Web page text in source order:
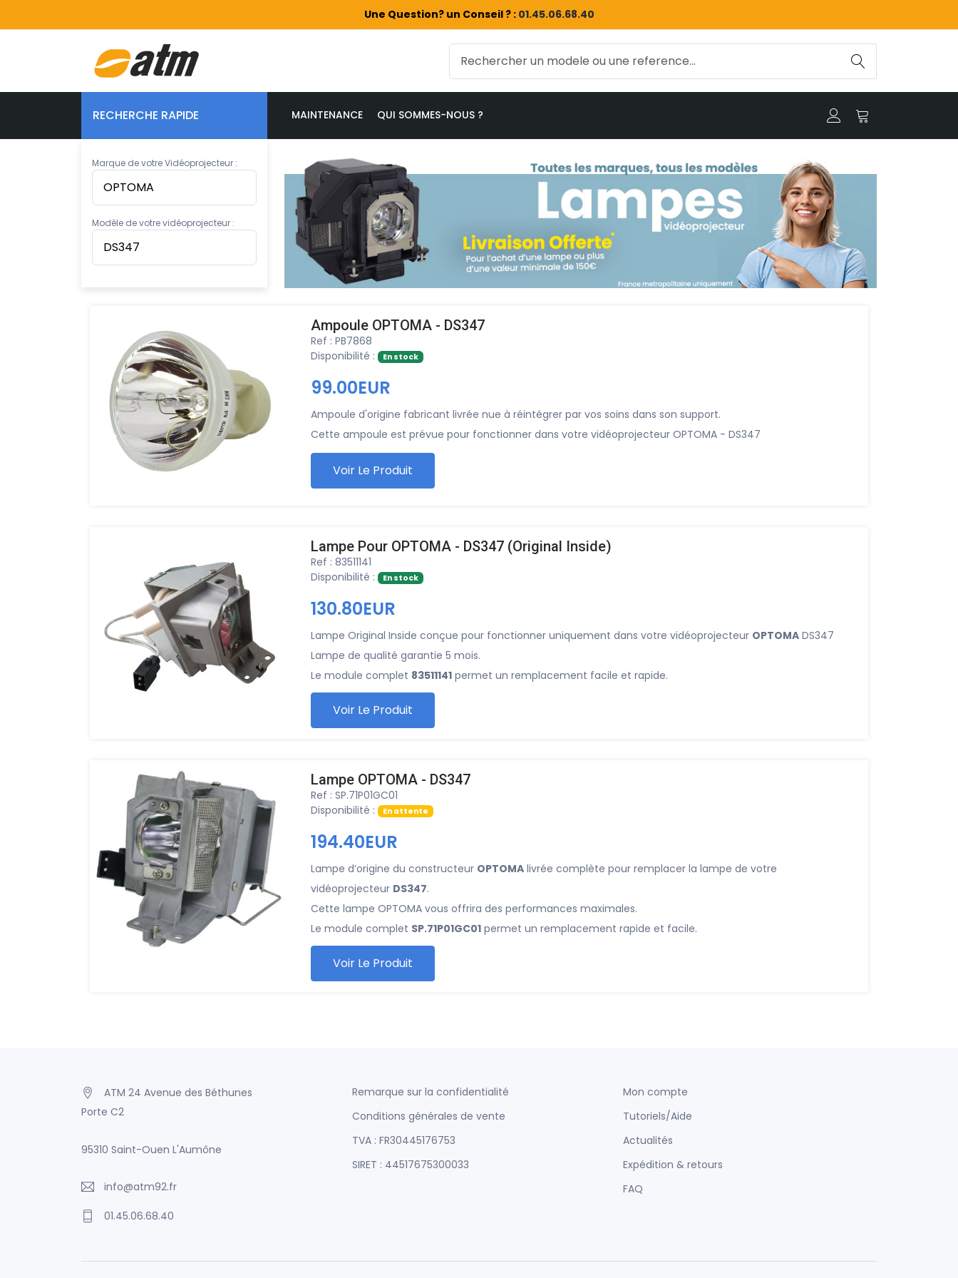
Une Question? un Conseil ? : 01.45.06.68.40
RECHERCHE RAPIDE
Marque de votre Vidéoprojecteur :
Modèle de votre vidéoprojecteur :
MAINTENANCE QUI SOMMES-NOUS ?
Ampoule OPTOMA - DS347
Ref : PB7868
Disponibilité :
En stock
99.00EUR
Ampoule d'origine fabricant livrée nue à réintégrer par vos soins dans son support.
Cette ampoule est prévue pour fonctionner dans votre vidéoprojecteur OPTOMA - DS347
Voir Le Produit
Lampe Pour OPTOMA - DS347 (Original Inside)
Ref : 83511141
Disponibilité :
En stock
130.80EUR
Lampe Original Inside conçue pour fonctionner uniquement dans votre vidéoprojecteur OPTOMA DS347
Lampe de qualité garantie 5 mois.
Le module complet 83511141 permet un remplacement facile et rapide.
Voir Le Produit
Lampe OPTOMA - DS347
Ref : SP.71P01GC01
Disponibilité :
En attente
194.40EUR
Lampe d’origine du constructeur OPTOMA livrée complète pour remplacer la lampe de votre
vidéoprojecteur DS347.
Cette lampe OPTOMA vous offrira des performances maximales.
Le module complet SP.71P01GC01 permet un remplacement rapide et facile.
Voir Le Produit
ATM 24 Avenue des Béthunes
Porte C2
95310 Saint-Ouen L'Aumône
info@atm92.fr
01.45.06.68.40
Remarque sur la confidentialité
Conditions générales de vente
TVA : FR30445176753
SIRET : 44517675300033
Mon compte
Tutoriels/Aide
Actualités
Expédition & retours
FAQ